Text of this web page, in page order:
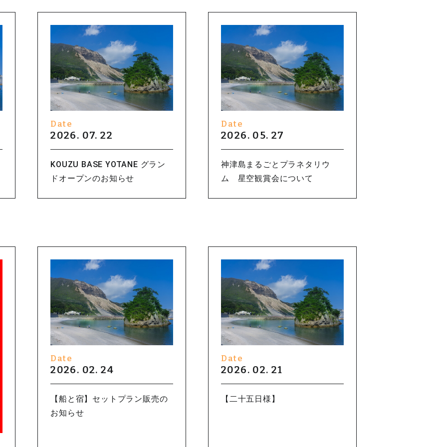
Date
2026. 07. 22
KOUZU BASE YOTANE グラン
ドオープンのお知らせ
Date
2026. 05. 27
神津島まるごとプラネタリウ
ム 星空観賞会について
Date
2026. 02. 24
【船と宿】セットプラン販売の
お知らせ
Date
2026. 02. 21
【二十五日様】